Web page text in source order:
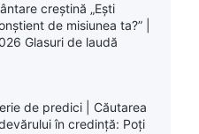
lui Dumnezeu „Cum să
adevărul (15)” Partea
lui Dumnezeu „Cum să
creștină „Ești
de misiunea ta?” |
Glasuri de laudă
de predici | Căutarea
în credință: Poți